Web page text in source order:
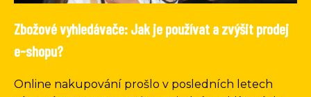
Zbožové vyhledávače: Jak je používat a zvýšit prodej
e-shopu?
Online nakupování prošlo v posledních letech